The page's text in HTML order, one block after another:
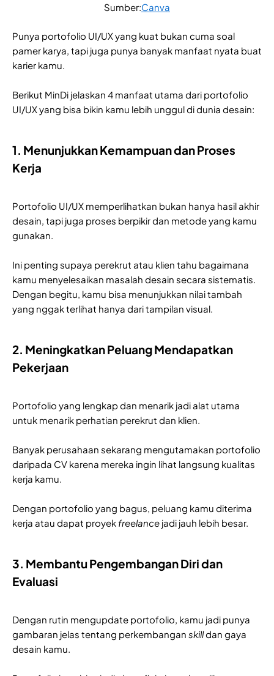
Sumber:Canva
Punya portofolio UI/UX yang kuat bukan cuma soal
pamer karya, tapi juga punya banyak manfaat nyata buat
karier kamu.
Berikut MinDi jelaskan 4 manfaat utama dari portofolio
UI/UX yang bisa bikin kamu lebih unggul di dunia desain:
1. Menunjukkan Kemampuan dan Proses
Kerja
Portofolio UI/UX memperlihatkan bukan hanya hasil akhir
desain, tapi juga proses berpikir dan metode yang kamu
gunakan.
Ini penting supaya perekrut atau klien tahu bagaimana
kamu menyelesaikan masalah desain secara sistematis.
Dengan begitu, kamu bisa menunjukkan nilai tambah
yang nggak terlihat hanya dari tampilan visual.
2. Meningkatkan Peluang Mendapatkan
Pekerjaan
Portofolio yang lengkap dan menarik jadi alat utama
untuk menarik perhatian perekrut dan klien.
Banyak perusahaan sekarang mengutamakan portofolio
daripada CV karena mereka ingin lihat langsung kualitas
kerja kamu.
Dengan portofolio yang bagus, peluang kamu diterima
kerja atau dapat proyekfreelance jadi jauh lebih besar.
3. Membantu Pengembangan Diri dan
Evaluasi
Dengan rutin mengupdate portofolio, kamu jadi punya
gambaran jelas tentang perkembangan skilldan gaya
desain kamu.